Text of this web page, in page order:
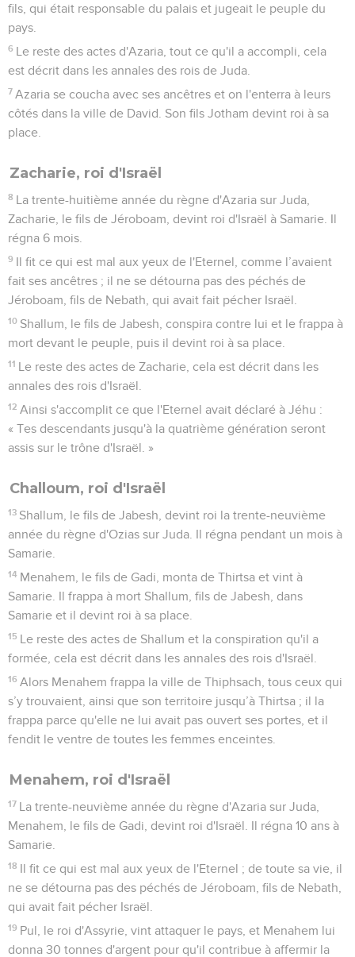
fils, qui était responsable du palais et jugeait le peuple du
pays.
6 Le reste des actes d'Azaria, tout ce qu'il a accompli, cela
est décrit dans les annales des rois de Juda.
7 Azaria se coucha avec ses ancêtres et on l'enterra à leurs
côtés dans la ville de David. Son fils Jotham devint roi à sa
place.
Zacharie, roi d'Israël
8 La trente-huitième année du règne d'Azaria sur Juda,
Zacharie, le fils de Jéroboam, devint roi d'Israël à Samarie. Il
régna 6 mois.
9 Il fit ce qui est mal aux yeux de l'Eternel, comme l’avaient
fait ses ancêtres ; il ne se détourna pas des péchés de
Jéroboam, fils de Nebath, qui avait fait pécher Israël.
10 Shallum, le fils de Jabesh, conspira contre lui et le frappa à
mort devant le peuple, puis il devint roi à sa place.
11 Le reste des actes de Zacharie, cela est décrit dans les
annales des rois d'Israël.
12 Ainsi s'accomplit ce que l'Eternel avait déclaré à Jéhu :
« Tes descendants jusqu'à la quatrième génération seront
assis sur le trône d'Israël. »
Challoum, roi d'Israël
13 Shallum, le fils de Jabesh, devint roi la trente-neuvième
année du règne d'Ozias sur Juda. Il régna pendant un mois à
Samarie.
14 Menahem, le fils de Gadi, monta de Thirtsa et vint à
Samarie. Il frappa à mort Shallum, fils de Jabesh, dans
Samarie et il devint roi à sa place.
15 Le reste des actes de Shallum et la conspiration qu'il a
formée, cela est décrit dans les annales des rois d'Israël.
16 Alors Menahem frappa la ville de Thiphsach, tous ceux qui
s’y trouvaient, ainsi que son territoire jusqu’à Thirtsa ; il la
frappa parce qu'elle ne lui avait pas ouvert ses portes, et il
fendit le ventre de toutes les femmes enceintes.
Menahem, roi d'Israël
17 La trente-neuvième année du règne d'Azaria sur Juda,
Menahem, le fils de Gadi, devint roi d'Israël. Il régna 10 ans à
Samarie.
18 Il fit ce qui est mal aux yeux de l'Eternel ; de toute sa vie, il
ne se détourna pas des péchés de Jéroboam, fils de Nebath,
qui avait fait pécher Israël.
19 Pul, le roi d'Assyrie, vint attaquer le pays, et Menahem lui
donna 30 tonnes d'argent pour qu'il contribue à affermir la